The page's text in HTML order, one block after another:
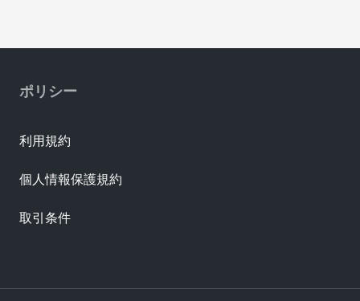
ポリシー
利用規約
個人情報保護規約
取引条件